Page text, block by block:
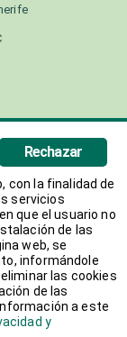
derechos
Rechazar
con la finalidad de
servicios
que el usuario no
de las
web, se
informándole
las cookies
de las
a este
y